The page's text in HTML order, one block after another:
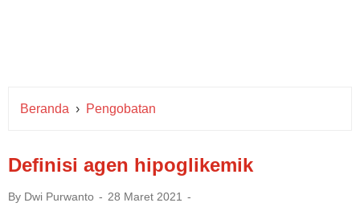
Beranda › Pengobatan
Definisi agen hipoglikemik
By Dwi Purwanto 28 Maret 2021